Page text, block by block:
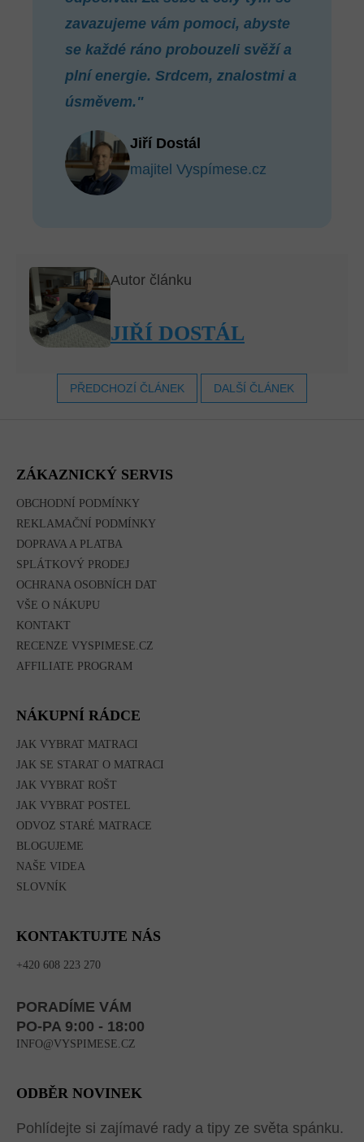
zavazujeme vám pomoci, abyste
se každé ráno probouzeli svěží a
plní energie. Srdcem, znalostmi a
úsměvem."
Jiří Dostál
majitel Vyspímese.cz
Autor článku
JIŘÍ DOSTÁL
PŘEDCHOZÍ ČLÁNEK DALŠÍ ČLÁNEK
ZÁKAZNICKÝ SERVIS
OBCHODNÍ PODMÍNKY
REKLAMAČNÍ PODMÍNKY
DOPRAVA A PLATBA
SPLÁTKOVÝ PRODEJ
OCHRANA OSOBNÍCH DAT
VŠE O NÁKUPU
KONTAKT
RECENZE VYSPIMESE.CZ
AFFILIATE PROGRAM
NÁKUPNÍ RÁDCE
JAK VYBRAT MATRACI
JAK SE STARAT O MATRACI
JAK VYBRAT ROŠT
JAK VYBRAT POSTEL
ODVOZ STARÉ MATRACE
BLOGUJEME
NAŠE VIDEA
SLOVNÍK
KONTAKTUJTE NÁS
+420 608 223 270
PORADÍME VÁM
PO-PA 9:00 - 18:00
INFO@VYSPIMESE.CZ
ODBĚR NOVINEK
Pohlídejte si zajímavé rady a tipy ze světa spánku.